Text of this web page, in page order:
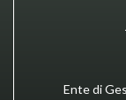
Ente di